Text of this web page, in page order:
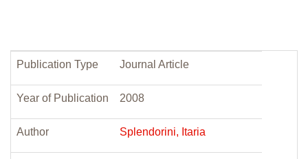
Publication Type Journal Article
Year of Publication 2008
Author Splendorini, Itaria